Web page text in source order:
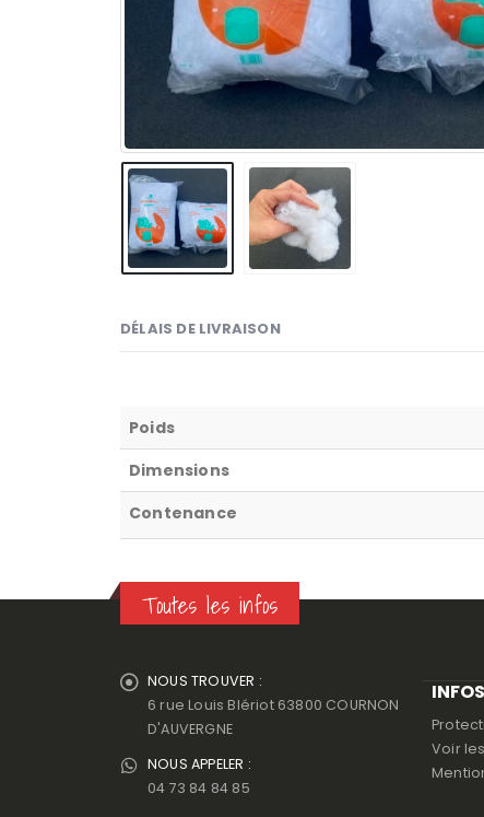
DÉLAIS DE LIVRAISON
Poids
Dimensions
Contenance
Toutes les infos
NOUS TROUVER :
6 rue Louis Blériot 63800 COURNON
D'AUVERGNE
NOUS APPELER :
04 73 84 84 85
Voir